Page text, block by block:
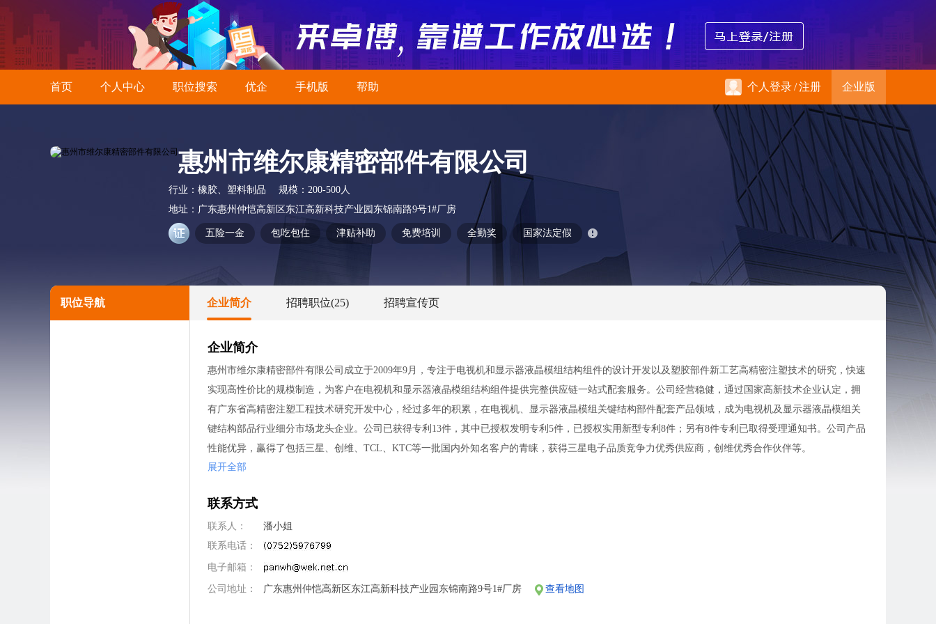
首页 个人中心 职位搜索 优企 手机版 帮助 个人登录/注册 企业版
惠州市维尔康精密部件有限公司
行业： 橡胶、塑料制品 规模： 200-500人
地址： 广东惠州仲恺高新区东江高新科技产业园东锦南路9号1#厂房
五险一金 包吃包住 津贴补助 免费培训 全勤奖 国家法定假
职位导航 企业简介 招聘职位(25) 招聘宣传页
企业简介
惠州市维尔康精密部件有限公司成立于2009年9月，专注于电视机和显示器液晶模组结构组件的设计开发以及塑胶部件新工艺高精密注塑技术的研究，快速
实现高性价比的规模制造，为客户在电视机和显示器液晶模组结构组件提供完整供应链一站式配套服务。公司经营稳健，通过国家高新技术企业认定，拥
有广东省高精密注塑工程技术研究开发中心，经过多年的积累，在电视机、显示器液晶模组关键结构部件配套产品领域，成为电视机及显示器液晶模组关
键结构部品行业细分市场龙头企业。公司已获得专利13件，其中已授权发明专利5件，已授权实用新型专利8件；另有8件专利已取得受理通知书。公司产品
性能优异，赢得了包括三星、创维、TCL、KTC等一批国内外知名客户的青睐，获得三星电子品质竞争力优秀供应商，创维优秀合作伙伴等。
展开全部
联系方式
联系人：
潘小姐
联系电话：
电子邮箱：
公司地址： 广东惠州仲恺高新区东江高新科技产业园东锦南路9号1#厂房 查看地图